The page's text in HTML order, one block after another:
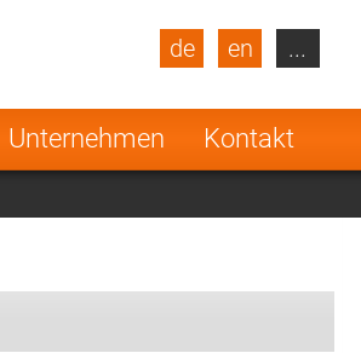
Unternehmen Kontakt
de en
Turkey
Netherlands
...